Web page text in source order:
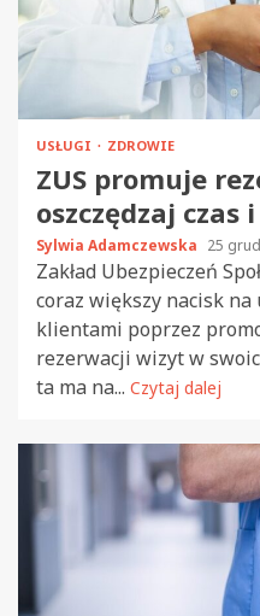
USŁUGI ZDROWIE
ZUS promuje
oszczędzaj
Sylwia Adamczewska 25
Zakład Ubezpieczeń
coraz większy nacisk
klientami poprzez
rezerwacji wizyt w
ta ma na... Czytaj dalej